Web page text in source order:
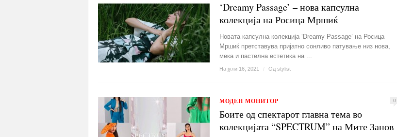
‘Dreamy Passage’ – нова капсулна
колекција на Росица Мршиќ
Новата капсулна колекција ‘Dreamy Passage’ на Росица
Мршиќ претставува пријатно сонливо патување низ нова,
мека и пастелна естетика на ...
На јули 16, 2021 / Од stylist
МОДЕН МОНИТОР 0
Боите од спектарот главна тема во
колекцијата “SPECTRUM” на Мите Занов